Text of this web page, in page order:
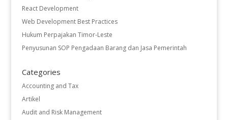
React Development
Web Development Best Practices
Hukum Perpajakan Timor-Leste
Penyusunan SOP Pengadaan Barang dan Jasa Pemerintah
Categories
Accounting and Tax
Artikel
Audit and Risk Management